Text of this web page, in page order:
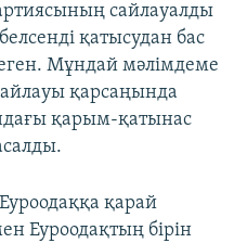
сайлауалды
қатысудан бас
Мұндай мәлімдеме
қарсаңында
қарым-қатынас
қарай
Еуроодақтың бірін